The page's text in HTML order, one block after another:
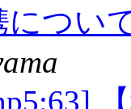
につい